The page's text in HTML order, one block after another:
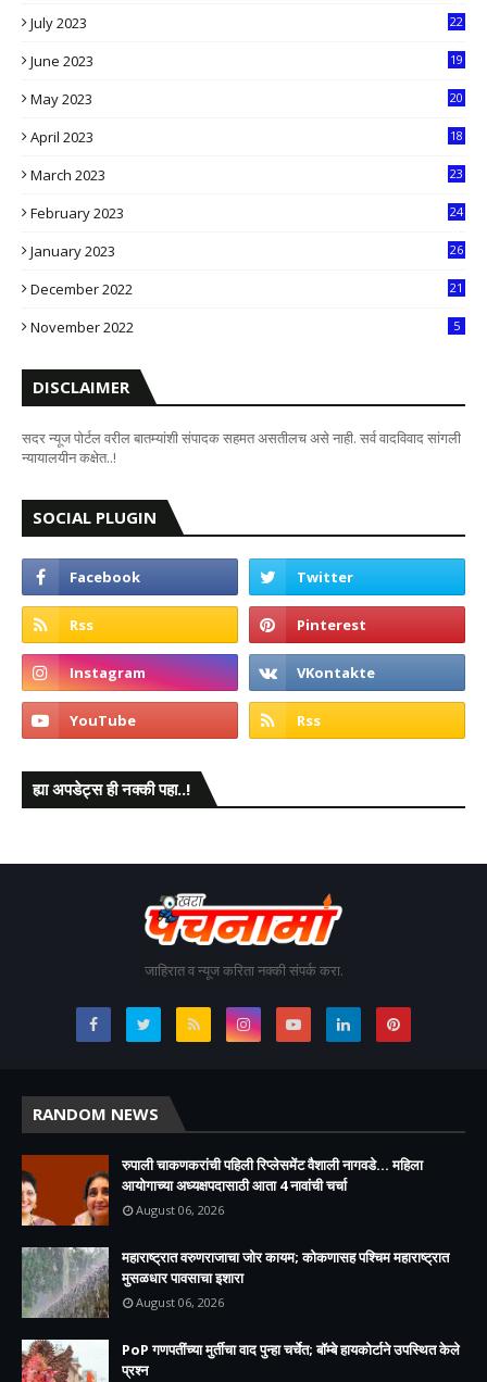
July 2023
22
June 2023
19
May 2023
20
April 2023
18
March 2023
23
February 2023
24
January 2023
26
December 2022
21
November 2022 5
DISCLAIMER
सदर न्यूज पोर्टल वरील बातम्यांशी संपादक सहमत असतीलच असे नाही. सर्व वादविवाद सांगली
न्यायालयीन कक्षेत..!
SOCIAL PLUGIN
ह्या अपडेट्स ही नक्की पहा..!
जाहिरात व न्यूज करिता नक्की संपर्क करा.
RANDOM NEWS
रुपाली चाकणकरांची पहिली रिप्लेसमेंट वैशाली नागवडे... महिला
आयोगाच्या अध्यक्षपदासाठी आता 4 नावांची चर्चा
August 06, 2026
महाराष्ट्रात वरुणराजाचा जोर कायम; कोकणासह पश्चिम महाराष्ट्रात
मुसळधार पावसाचा इशारा
August 06, 2026
PoP गणपतींच्या मुर्तीचा वाद पुन्हा चर्चेत; बॉम्बे हायकोर्टाने उपस्थित केले
प्रश्न